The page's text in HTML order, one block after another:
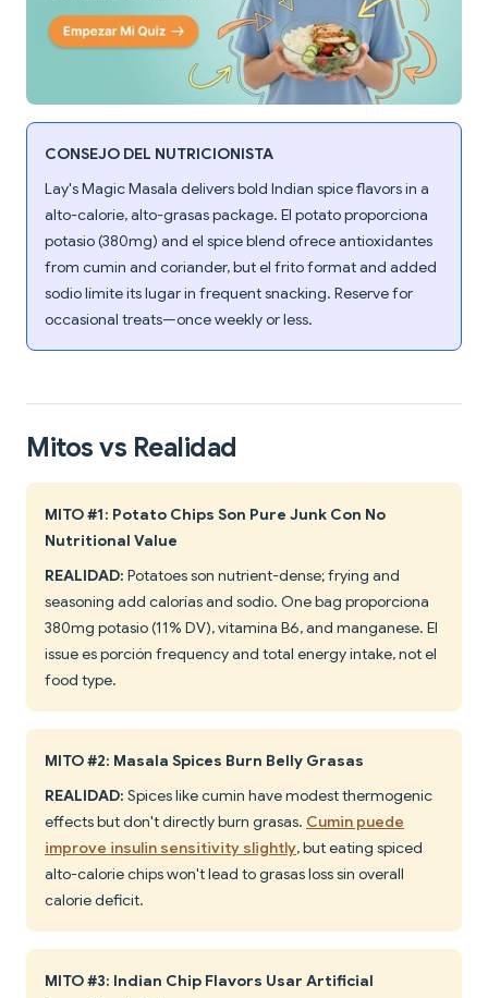
CONSEJO DEL NUTRICIONISTA
Lay's Magic Masala delivers bold Indian spice flavors in a
alto-calorie, alto-grasas package. El potato proporciona
potasio (380mg) and el spice blend ofrece antioxidantes
from cumin and coriander, but el frito format and added
sodio límite its lugar in frequent snacking. Reserve for
occasional treats—once weekly or less.
Mitos vs Realidad
MITO #1: Potato Chips Son Pure Junk Con No
Nutritional Value
REALIDAD: Potatoes son nutrient-dense; frying and
seasoning add calorías and sodio. One bag proporciona
380mg potasio (11% DV), vitamina B6, and manganese. El
issue es porción frequency and total energy intake, not el
food type.
MITO #2: Masala Spices Burn Belly Grasas
REALIDAD: Spices like cumin have modest thermogenic
effects but don't directly burn grasas. Cumin puede
improve insulin sensitivity slightly, but eating spiced
alto-calorie chips won't lead to grasas loss sin overall
calorie deficit.
MITO #3: Indian Chip Flavors Usar Artificial